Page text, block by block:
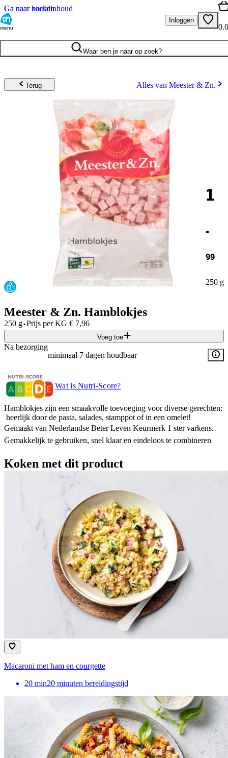
Ga naar hoofdinhoud
Ga naar zoeken
menu
Inloggen
Waar ben je naar op zoek?
Terug Alles van Meester & Zn.
1
.
99
250 g
Meester & Zn. Hamblokjes
250 g·Prijs per KG € 7,96
Voeg toe
Na bezorging
minimaal 7 dagen houdbaar
Wat is Nutri-Score?
Hamblokjes zijn een smaakvolle toevoeging voor diverse gerechten:
heerlijk door de pasta, salades, stamppot of in een omelet!
Gemaakt van Nederlandse Beter Leven Keurmerk 1 ster varkens.
Gemakkelijk te gebruiken, snel klaar en eindeloos te combineren
Koken met dit product
Macaroni met ham en courgette
20 min20 minuten bereidingstijd